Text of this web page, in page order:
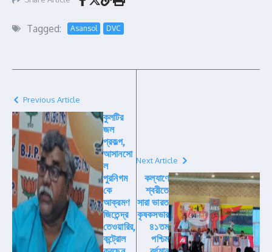
Tagged: Asansol DVC
Previous Article
কুলটির
জল
প্রকল্প,
আসানসো
ল
পুরনিগম
কে
আক্রমণ
জিতেন্দ্র
তেওয়ারির,
কন্ট্রোল
Next Article
কল্যাণে
শ্বরীতে
সারা ভারত
কৃষকসভার
৪১তম
পশ্চিম